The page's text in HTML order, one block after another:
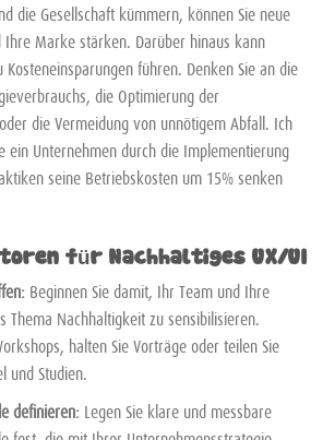
die Gesellschaft kümmern, können Sie neue
Ihre Marke stärken. Darüber hinaus kann
führen. Denken Sie an die
die Optimierung der
die Vermeidung von unnötigem Abfall. Ich
ein Unternehmen durch die Implementierung
seine Betriebskosten um 15% senken
für Nachhaltiges UX/UI
Beginnen Sie damit, Ihr Team und Ihre
Thema Nachhaltigkeit zu sensibilisieren.
halten Sie Vorträge oder teilen Sie
und Studien.
definieren:Legen Sie klare und messbare